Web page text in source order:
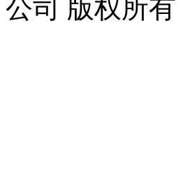
公司 版权所有